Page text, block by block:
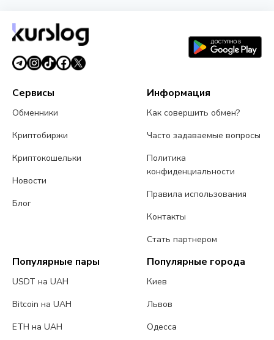
обновляются в реальном времени.
Сервисы
Обменники
Криптобиржи
Криптокошельки
Новости
Блог
Информация
Как совершить обмен?
Часто задаваемые вопросы
Политика
конфиденциальности
Правила использования
Контакты
Стать партнером
Популярные пары
USDT на UAH
Bitcoin на UAH
ETH на UAH
Популярные города
Киев
Львов
Одесса